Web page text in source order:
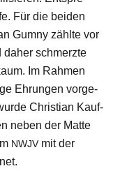
Für die bei­den
Gumny zählte vor
schmerzte
Im Rah­men
Ehrun­gen vor­ge­
Chris­tian Kauf­
neben der Matte
NWJV mit der